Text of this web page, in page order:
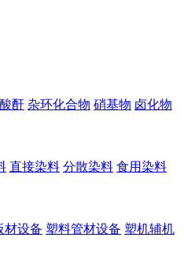
酐 杂环化合物 硝基物 卤化物
直接染料 分散染料 食用染料
材设备 塑料管材设备 塑机辅机